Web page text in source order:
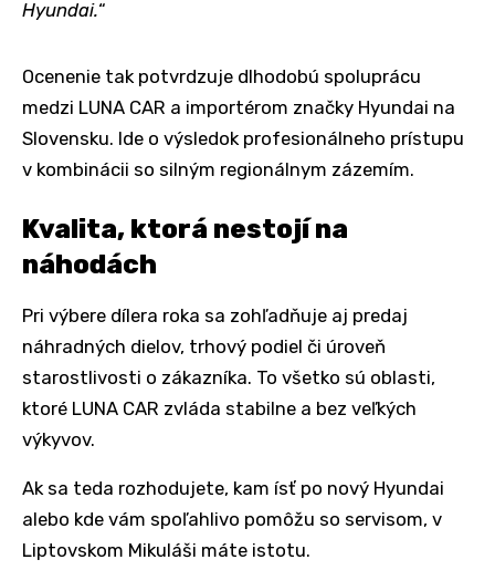
Hyundai.“
Ocenenie tak potvrdzuje dlhodobú spoluprácu
medzi LUNA CAR a importérom značky Hyundai na
Slovensku. Ide o výsledok profesionálneho prístupu
v kombinácii so silným regionálnym zázemím.
Kvalita, ktorá nestojí na
náhodách
Pri výbere dílera roka sa zohľadňuje aj predaj
náhradných dielov, trhový podiel či úroveň
starostlivosti o zákazníka. To všetko sú oblasti,
ktoré LUNA CAR zvláda stabilne a bez veľkých
výkyvov.
Ak sa teda rozhodujete, kam ísť po nový Hyundai
alebo kde vám spoľahlivo pomôžu so servisom, v
Liptovskom Mikuláši máte istotu.